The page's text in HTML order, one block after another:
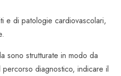
e di patologie cardiovascolari,
sono strutturate in modo da
diagnostico, indicare il